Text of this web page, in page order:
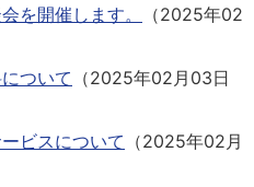
を開催します。
（2025年02
ついて （2025年02月03日
ビスについて （2025年02月